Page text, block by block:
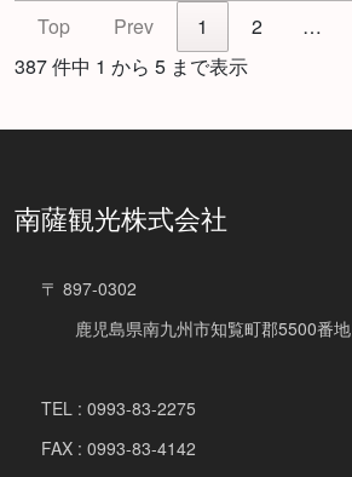
Top Prev 1 2 …
387 件中 1 から 5 まで表示
南薩観光株式会社
〒 897-0302
鹿児島県南九州市知覧町郡5500番地
TEL : 0993-83-2275
FAX : 0993-83-4142